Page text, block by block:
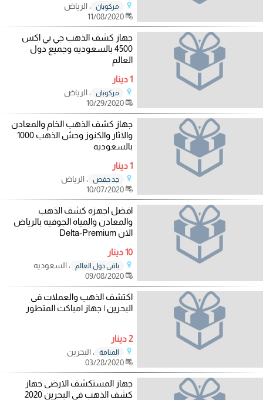
مركوبان
، الرياض
11/08/2020
جهاز كشف الذهب جي بي اكس
4500 بالسعوديه وجميع دول
العالم
1 دينار
مركوبان
، الرياض
10/29/2020
جهاز كشف الذهب الخام والمعادن
والاثار والكنوز وحش الذهب 1000
بالسعوديه
1 دينار
جد حفص
، الرياض
10/07/2020
افضل اجهزه كشف الذهب
والمعادن والمياه الجوفيه بالرياض
الان Delta-Premium
10 دينار
باقي دول العالم
، السعوديه
09/08/2020
اكتشف الذهب والعملات فى
البحرين | جهاز امباكت المتطور
2 دينار
المنامة
، البحرين
03/28/2020
جهاز المستكشف الارضى جهاز
كشف الذهب فى البحرين 2020